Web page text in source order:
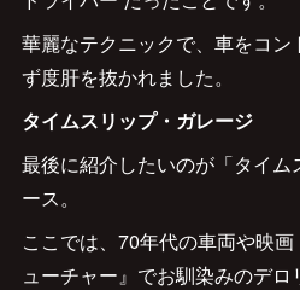
華麗なテクニックで、車をコ
ず度肝を抜かれました。
タイムスリップ・ガレージ
最後に紹介したいのが「タイ
ース。
ここでは、70年代の車両や映
ューチャー』でお馴染みのデ